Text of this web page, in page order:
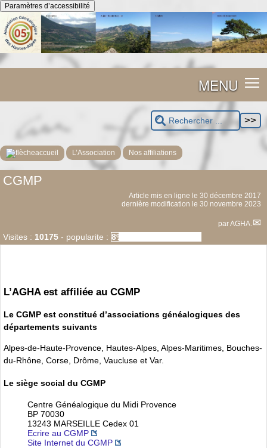
Panneau de gestion des cookies
Paramètres d’accessibilité
MENU
accueil L’Association Nos affiliations
CGMP
Article mis en ligne le 30 décembre 2017
dernière modification le 30 novembre 2023
parAGHA.
Visites : 10175 - popularite : 8%
L’AGHA est affiliée au CGMP
Le CGMP est constitué d’associations généalogiques des
départements suivants
Alpes-de-Haute-Provence, Hautes-Alpes, Alpes-Maritimes, Bouches-
du-Rhône, Corse, Drôme, Vaucluse et Var.
Le siège social du CGMP
Centre Généalogique du Midi Provence
BP 70030
13243 MARSEILLE Cedex 01
Ecrire au CGMP
Site Internet du CGMP